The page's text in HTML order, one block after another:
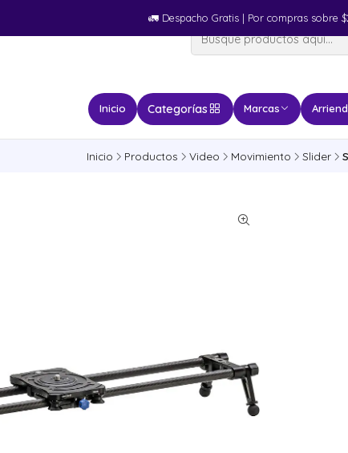
Inicio Categorías Marcas
🚛​ Despacho Gratis | Por compras sobre
Inicio Productos Video Movimiento Slider